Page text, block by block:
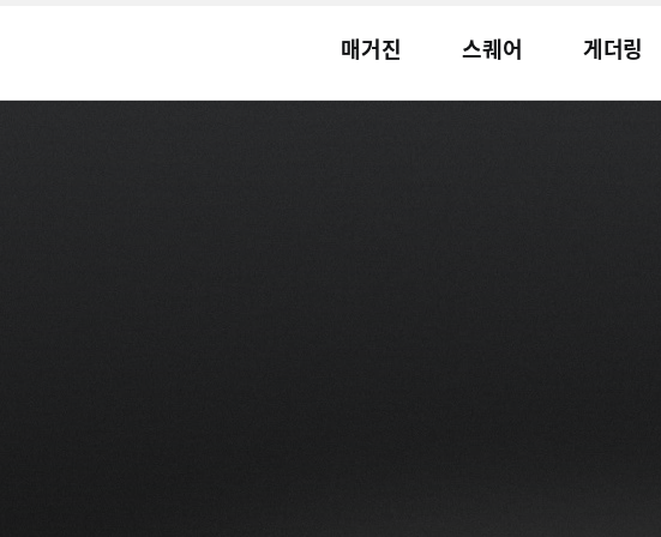
매거진 스퀘어 게더링